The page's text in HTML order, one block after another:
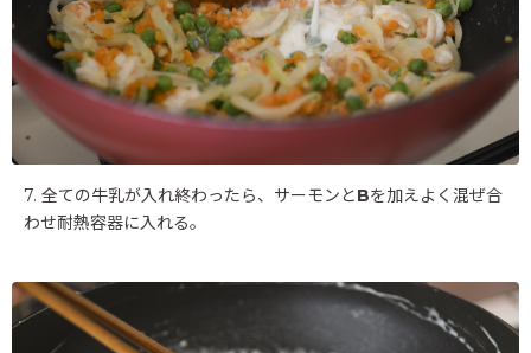
7. 全ての牛乳が入れ終わったら、サーモンとBを加えよく混ぜ合
わせ耐熱容器に入れる。